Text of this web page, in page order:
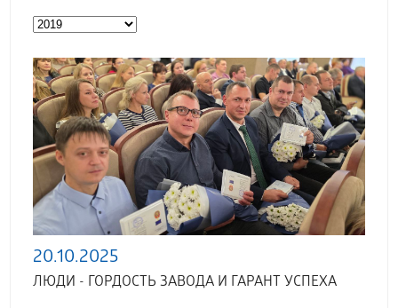
20.10.2025
ЛЮДИ - ГОРДОСТЬ ЗАВОДА И ГАРАНТ УСПЕХА